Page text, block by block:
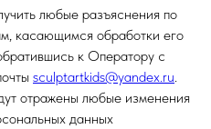
любые разъяснения по
касающимся обработки его
к Оператору с
sculptartkids@yandex.ru.
отражены любые изменения
данных